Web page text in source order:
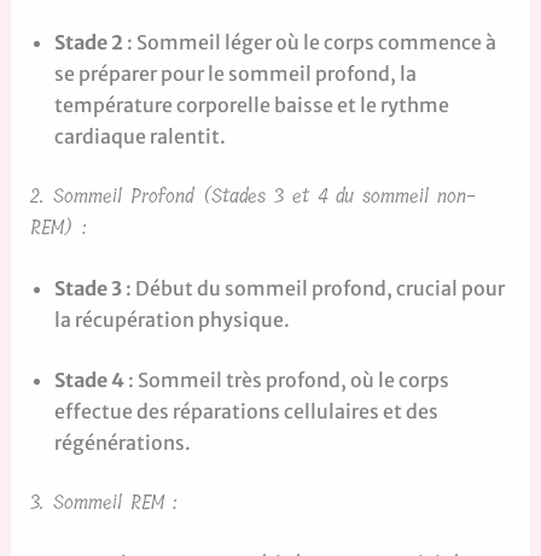
Stade 2 : Sommeil léger où le corps commence à
se préparer pour le sommeil profond, la
température corporelle baisse et le rythme
cardiaque ralentit.
2. Sommeil Profond (Stades 3 et 4 du sommeil non-
REM) :
Stade 3: Début du sommeil profond, crucial pour
la récupération physique.
Stade 4: Sommeil très profond, où le corps
effectue des réparations cellulaires et des
régénérations.
3. Sommeil REM :